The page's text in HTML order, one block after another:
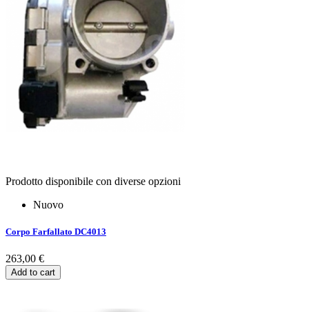
Prodotto disponibile con diverse opzioni
Nuovo
Corpo Farfallato DC4013
263,00 €
Add to cart